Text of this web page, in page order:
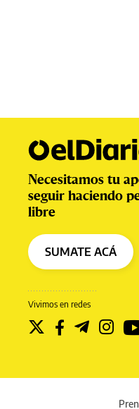
Vivimos en redes
Necesitamos tu
seguir haciendo
libre
SUMATE ACÁ